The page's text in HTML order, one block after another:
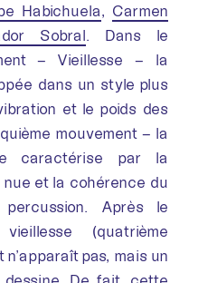
Habichuela, Carmen
Sobral. Dans le
– Vieillesse – la
dans un style plus
et le poids des
mouvement – la
caractérise par la
et la cohérence du
Après le
(quatrième
pas, mais un